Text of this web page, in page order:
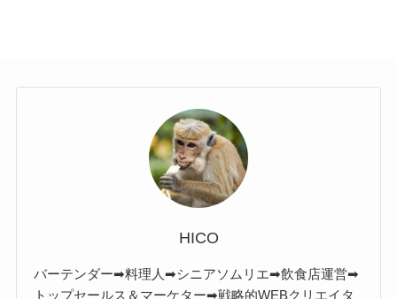
HICO
バーテンダー➡料理人➡シニアソムリエ➡飲食店運営➡
トップセールス＆マーケター➡戦略的WEBクリエイタ